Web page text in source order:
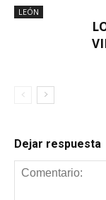
LEÓN
Dejar respuesta